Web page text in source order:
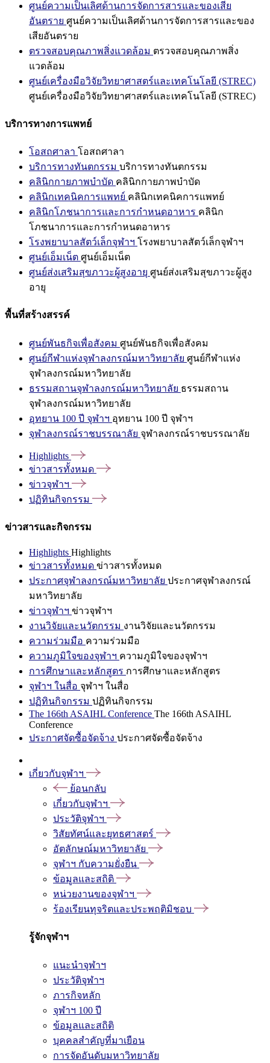
ศูนย์ความเป็นเลิศด้านการจัดการสารและของเสีย
อันตราย ศูนย์ความเป็นเลิศด้านการจัดการสารและของ
เสียอันตราย
ตรวจสอบคุณภาพสิ่งแวดล้อม ตรวจสอบคุณภาพสิ่ง
แวดล้อม
ศูนย์เครื่องมือวิจัยวิทยาศาสตร์และเทคโนโลยี (STREC)
ศูนย์เครื่องมือวิจัยวิทยาศาสตร์และเทคโนโลยี (STREC)
บริการทางการแพทย์
โอสถศาลา โอสถศาลา
บริการทางทันตกรรม บริการทางทันตกรรม
คลินิกกายภาพบำบัด คลินิกกายภาพบำบัด
คลินิกเทคนิคการแพทย์ คลินิกเทคนิคการแพทย์
คลินิกโภชนาการและการกำหนดอาหาร คลินิก
โภชนาการและการกำหนดอาหาร
โรงพยาบาลสัตว์เล็กจุฬาฯ โรงพยาบาลสัตว์เล็กจุฬาฯ
ศูนย์เอ็มเน็ต ศูนย์เอ็มเน็ต
ศูนย์ส่งเสริมสุขภาวะผู้สูงอายุ ศูนย์ส่งเสริมสุขภาวะผู้สูง
อายุ
พื้นที่สร้างสรรค์
ศูนย์พันธกิจเพื่อสังคม ศูนย์พันธกิจเพื่อสังคม
ศูนย์กีฬาแห่งจุฬาลงกรณ์มหาวิทยาลัย ศูนย์กีฬาแห่ง
จุฬาลงกรณ์มหาวิทยาลัย
ธรรมสถานจุฬาลงกรณ์มหาวิทยาลัย ธรรมสถาน
จุฬาลงกรณ์มหาวิทยาลัย
อุทยาน 100 ปี จุฬาฯ อุทยาน 100 ปี จุฬาฯ
จุฬาลงกรณ์ราชบรรณาลัย จุฬาลงกรณ์ราชบรรณาลัย
Highlights
ข่าวสารทั้งหมด
ข่าวจุฬาฯ
ปฏิทินกิจกรรม
ข่าวสารและกิจกรรม
Highlights Highlights
ข่าวสารทั้งหมด ข่าวสารทั้งหมด
ประกาศจุฬาลงกรณ์มหาวิทยาลัย ประกาศจุฬาลงกรณ์
มหาวิทยาลัย
ข่าวจุฬาฯ ข่าวจุฬาฯ
งานวิจัยและนวัตกรรม งานวิจัยและนวัตกรรม
ความร่วมมือ ความร่วมมือ
ความภูมิใจของจุฬาฯ ความภูมิใจของจุฬาฯ
การศึกษาและหลักสูตร การศึกษาและหลักสูตร
จุฬาฯ ในสื่อ จุฬาฯ ในสื่อ
ปฏิทินกิจกรรม ปฏิทินกิจกรรม
The 166th ASAIHL Conference The 166th ASAIHL
Conference
ประกาศจัดซื้อจัดจ้าง ประกาศจัดซื้อจัดจ้าง
เกี่ยวกับจุฬาฯ
ย้อนกลับ
เกี่ยวกับจุฬาฯ
ประวัติจุฬาฯ
วิสัยทัศน์และยุทธศาสตร์
อัตลักษณ์มหาวิทยาลัย
จุฬาฯ กับความยั่งยืน
ข้อมูลและสถิติ
หน่วยงานของจุฬาฯ
ร้องเรียนทุจริตและประพฤติมิชอบ
รู้จักจุฬาฯ
แนะนำจุฬาฯ
ประวัติจุฬาฯ
ภารกิจหลัก
จุฬาฯ 100 ปี
ข้อมูลและสถิติ
บุคคลสำคัญที่มาเยือน
การจัดอันดับมหาวิทยาลัย